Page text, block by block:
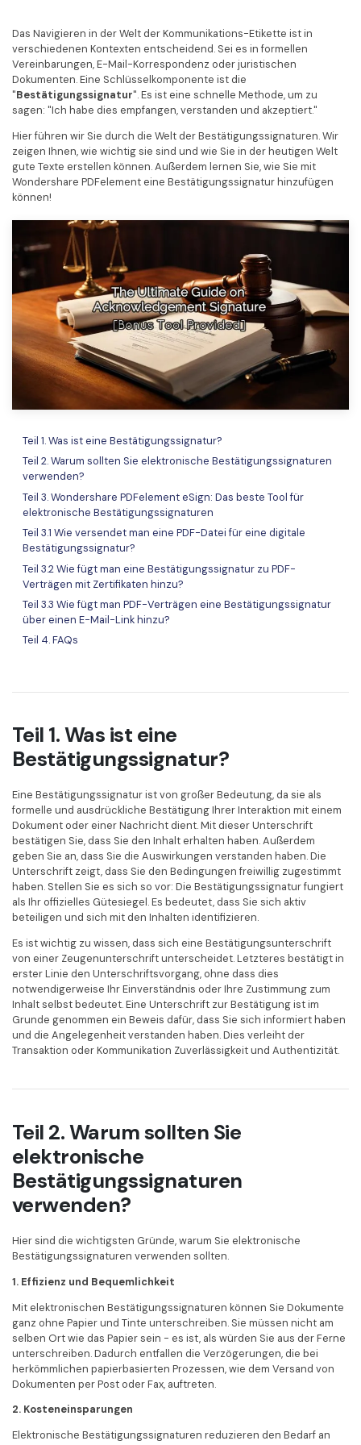
PDF-Daten extrahieren
PDF freigeben
eSign PDFs rechtmäßig
Branchen
Bildung
IT-Dienstleistung
Rechtliches
Gesundheitswesen
Finanzen
Regierung
Veröffentlichung
Freiberufler
Was ist NEU
Benutzerhandbuch
PDFelement für Windows
PDFelement für Mac
PDFelement für iOS
PDFelement für Android
Mehr erfahren
Bewertungen
Sehen Sie, was unsere Nutzer sagen.
Kostenlose PDF-Vorlagen
Bearbeiten, Drucken und Anpassen von kostenlosen Vorlagen.
PDF-Wissen
PDF-bezogene Informationen, die Sie benötigen.
Download-Zentrum
Das Navigieren in der Welt der Kommunikations-Etikette ist in
verschiedenen Kontexten entscheidend. Sei es in formellen
Vereinbarungen, E-Mail-Korrespondenz oder juristischen
Dokumenten. Eine Schlüsselkomponente ist die
"Bestätigungssignatur". Es ist eine schnelle Methode, um zu
sagen: "Ich habe dies empfangen, verstanden und akzeptiert."
Hier führen wir Sie durch die Welt der Bestätigungssignaturen. Wir
zeigen Ihnen, wie wichtig sie sind und wie Sie in der heutigen Welt
gute Texte erstellen können. Außerdem lernen Sie, wie Sie mit
Wondershare PDFelement eine Bestätigungssignatur hinzufügen
können!
Teil 1. Was ist eine Bestätigungssignatur?
Teil 2. Warum sollten Sie elektronische Bestätigungssignaturen
verwenden?
Teil 3. Wondershare PDFelement eSign: Das beste Tool für
elektronische Bestätigungssignaturen
Teil 3.1 Wie versendet man eine PDF-Datei für eine digitale
Bestätigungssignatur?
Teil 3.2 Wie fügt man eine Bestätigungssignatur zu PDF-
Verträgen mit Zertifikaten hinzu?
Teil 3.3 Wie fügt man PDF-Verträgen eine Bestätigungssignatur
über einen E-Mail-Link hinzu?
Teil 4. FAQs
Teil 1. Was ist eine
Bestätigungssignatur?
Eine Bestätigungssignatur ist von großer Bedeutung, da sie als
formelle und ausdrückliche Bestätigung Ihrer Interaktion mit einem
Dokument oder einer Nachricht dient. Mit dieser Unterschrift
bestätigen Sie, dass Sie den Inhalt erhalten haben. Außerdem
geben Sie an, dass Sie die Auswirkungen verstanden haben. Die
Unterschrift zeigt, dass Sie den Bedingungen freiwillig zugestimmt
haben. Stellen Sie es sich so vor: Die Bestätigungssignatur fungiert
als Ihr offizielles Gütesiegel. Es bedeutet, dass Sie sich aktiv
beteiligen und sich mit den Inhalten identifizieren.
Es ist wichtig zu wissen, dass sich eine Bestätigungsunterschrift
von einer Zeugenunterschrift unterscheidet. Letzteres bestätigt in
erster Linie den Unterschriftsvorgang, ohne dass dies
notwendigerweise Ihr Einverständnis oder Ihre Zustimmung zum
Inhalt selbst bedeutet. Eine Unterschrift zur Bestätigung ist im
Grunde genommen ein Beweis dafür, dass Sie sich informiert haben
und die Angelegenheit verstanden haben. Dies verleiht der
Transaktion oder Kommunikation Zuverlässigkeit und Authentizität.
Teil 2. Warum sollten Sie
elektronische
Bestätigungssignaturen
verwenden?
Hier sind die wichtigsten Gründe, warum Sie elektronische
Bestätigungssignaturen verwenden sollten.
1. Effizienz und Bequemlichkeit
Mit elektronischen Bestätigungssignaturen können Sie Dokumente
ganz ohne Papier und Tinte unterschreiben. Sie müssen nicht am
selben Ort wie das Papier sein - es ist, als würden Sie aus der Ferne
unterschreiben. Dadurch entfallen die Verzögerungen, die bei
herkömmlichen papierbasierten Prozessen, wie dem Versand von
Dokumenten per Post oder Fax, auftreten.
2. Kosteneinsparungen
Elektronische Bestätigungssignaturen reduzieren den Bedarf an